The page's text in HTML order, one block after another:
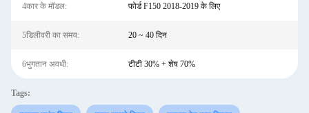
4कार के मॉडल: फोर्ड F150 2018-2019 के लिए
5डिलीवरी का समय: 20 ~ 40 दिन
6भुगतान अवधी: टीटी 30% + शेष 70%
Tags: